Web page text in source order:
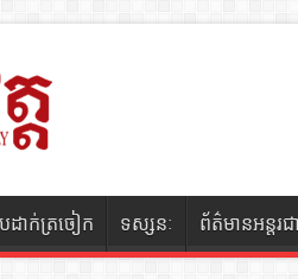
ដាក់ត្រចៀក ទស្សនៈ ព័ត៌មានអន្តរជ